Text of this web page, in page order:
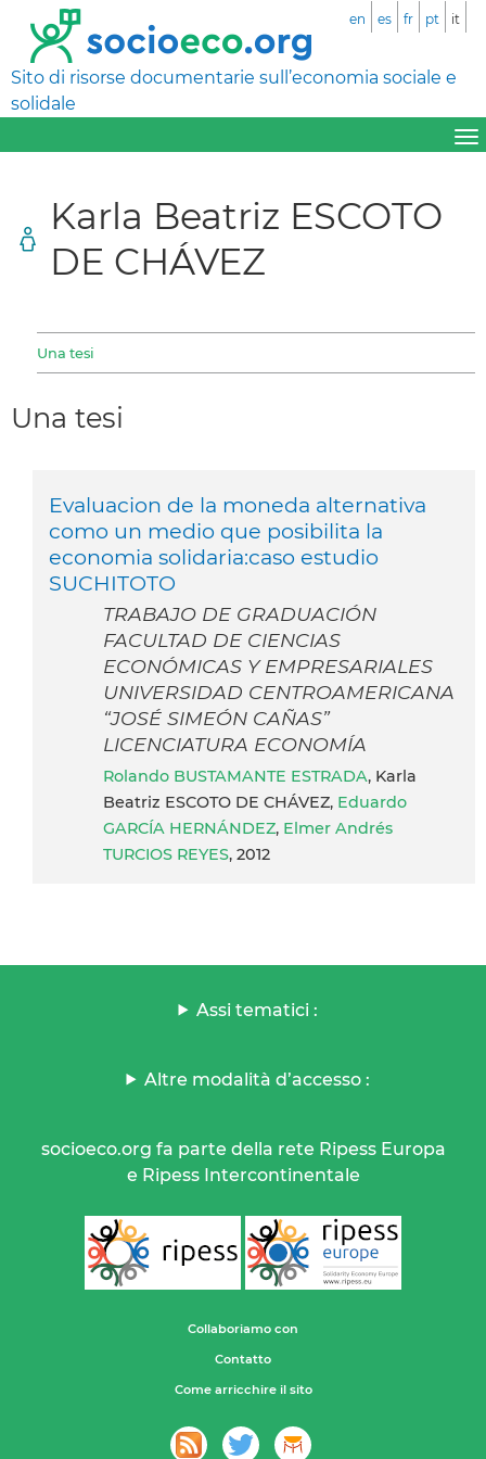
Sito di risorse documentarie sull’economia sociale e
solidale
en es fr pt it
Karla Beatriz ESCOTO
DE CHÁVEZ
Una tesi
Una tesi
Evaluacion de la moneda alternativa
como un medio que posibilita la
economia solidaria:caso estudio
SUCHITOTO
TRABAJO DE GRADUACIÓN
FACULTAD DE CIENCIAS
ECONÓMICAS Y EMPRESARIALES
UNIVERSIDAD CENTROAMERICANA
“JOSÉ SIMEÓN CAÑAS”
LICENCIATURA ECONOMÍA
Rolando BUSTAMANTE ESTRADA, Karla
Beatriz ESCOTO DE CHÁVEZ, Eduardo
GARCÍA HERNÁNDEZ, Elmer Andrés
TURCIOS REYES, 2012
Assi tematici :
Altre modalità d’accesso :
socioeco.org fa parte della rete Ripess Europa
e Ripess Intercontinentale
Collaboriamo con
Contatto
Come arricchire il sito